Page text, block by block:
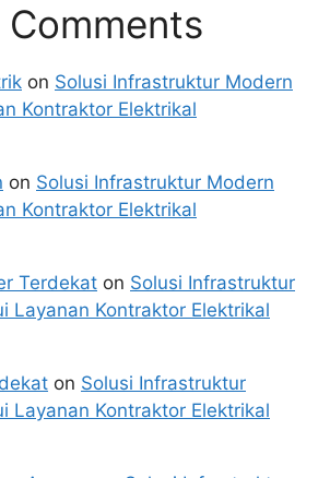
Comments
on Solusi Infrastruktur Modern
Kontraktor Elektrikal
on Solusi Infrastruktur Modern
Kontraktor Elektrikal
Terdekat on Solusi Infrastruktur
Layanan Kontraktor Elektrikal
on Solusi Infrastruktur
Layanan Kontraktor Elektrikal